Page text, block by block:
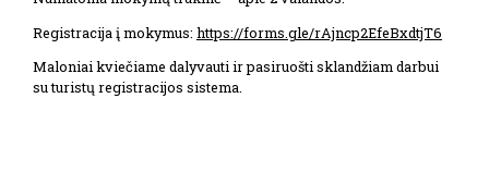
Registracija į mokymus: https://forms.gle/rAjncp2EfeBxdtjT6
Maloniai kviečiame dalyvauti ir pasiruošti sklandžiam darbui
su turistų registracijos sistema.